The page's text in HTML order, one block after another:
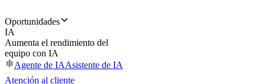
Oportunidades
IA
Aumenta el rendimiento del
equipo con IA
Agente de IAAsistente de IA
Atención al cliente